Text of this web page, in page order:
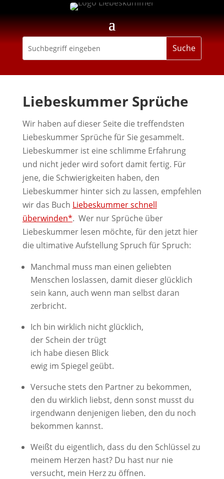
Liebeskummer Sprüche
Wir haben auf dieser Seite die treffendsten
Liebeskummer Sprüche für Sie gesammelt.
Liebeskummer ist eine schlimme Erfahrung
und nicht jeder wird sofort damit fertig. Für
jene, die Schwierigkeiten haben, den
Liebeskummer hinter sich zu lassen, empfehlen
wir das Buch Liebeskummer schnell
überwinden*. Wer nur Sprüche über
Liebeskummer lesen möchte, für den jetzt hier
die ultimative Aufstellung Spruch für Spruch:
Manchmal muss man einen geliebten
Menschen loslassen, damit dieser glücklich
sein kann, auch wenn man selbst daran
zerbricht.
Ich bin wirklich nicht glücklich,
der Schein der trügt
ich habe diesen Blick
ewig im Spiegel geübt.
Versuche stets den Partner zu bekommen,
den du wirklich liebst, denn sonst musst du
irgendwann denjenigen lieben, den du noch
bekommen kannst.
Weißt du eigentlich, dass du den Schlüssel zu
meinem Herzen hast? Du hast nur nie
versucht, mein Herz zu öffnen.